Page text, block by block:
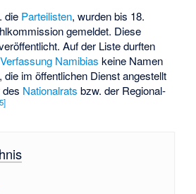
die Parteilisten, wurden bis 18.
gemeldet. Diese
Auf der Liste durften
Verfassung Namibias keine Namen
im öffentlichen Dienst angestellt
Nationalrats bzw. der Regional-